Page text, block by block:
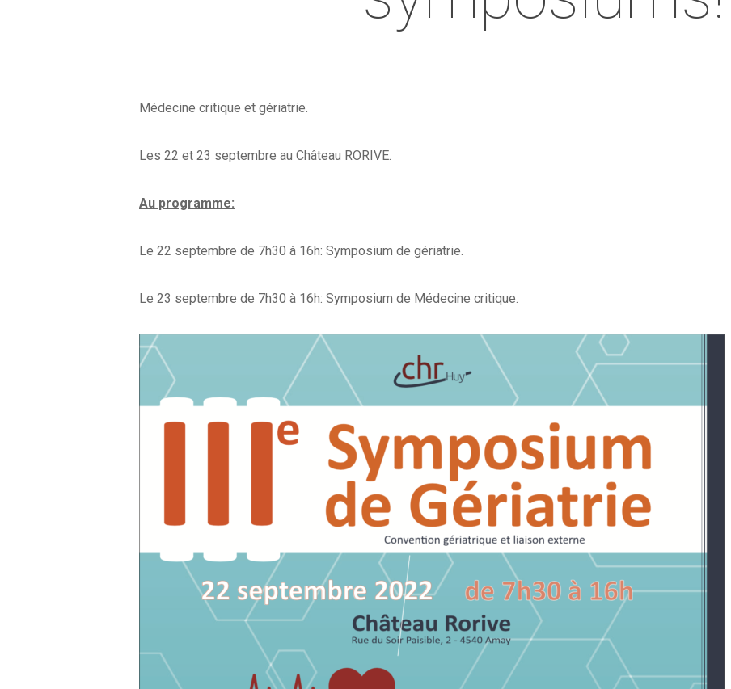
Médecine critique et gériatrie.
Les 22 et 23 septembre au Château RORIVE.
Au programme:
Le 22 septembre de 7h30 à 16h: Symposium de gériatrie.
Le 23 septembre de 7h30 à 16h: Symposium de Médecine critique.